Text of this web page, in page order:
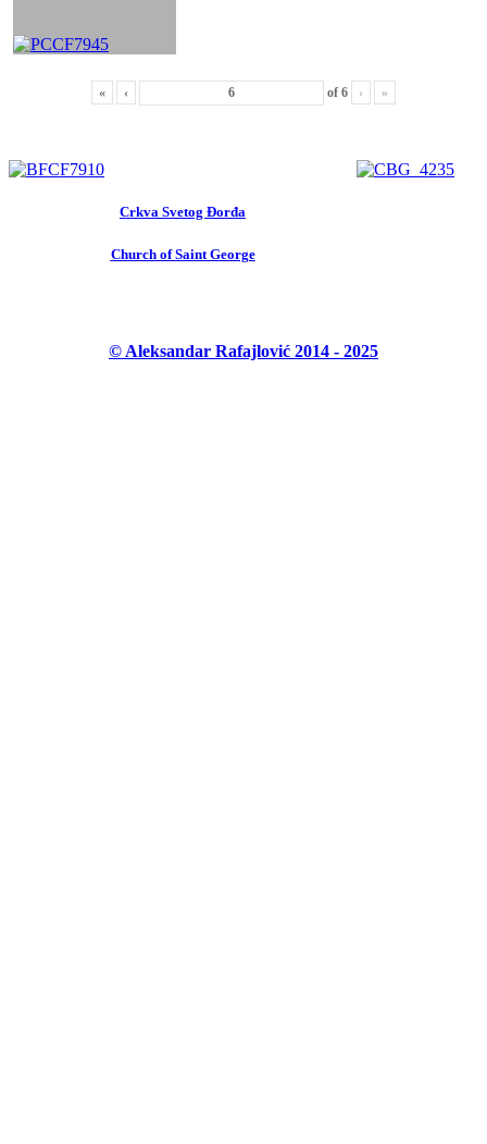
« ‹ of 6 › »
Crkva Svetog Đorđa
Church of Saint George
© Aleksandar Rafajlović 2014 - 2025